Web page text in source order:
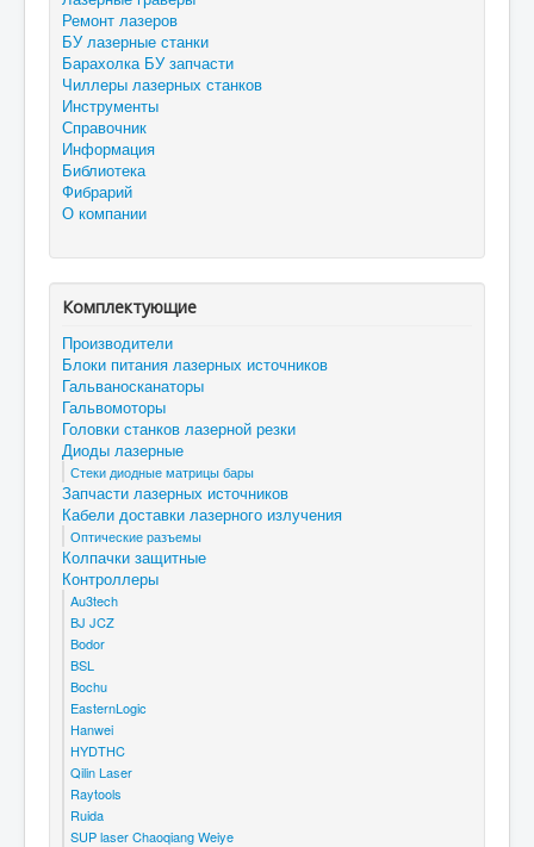
Ремонт лазеров
БУ лазерные станки
Барахолка БУ запчасти
Чиллеры лазерных станков
Инструменты
Справочник
Информация
Библиотека
Фибрарий
О компании
Комплектующие
Производители
Блоки питания лазерных источников
Гальваносканаторы
Гальвомоторы
Головки станков лазерной резки
Диоды лазерные
Стеки диодные матрицы бары
Запчасти лазерных источников
Кабели доставки лазерного излучения
Оптические разъемы
Колпачки защитные
Контроллеры
Au3tech
BJ JCZ
Bodor
BSL
Bochu
EasternLogic
Hanwei
HYDTHC
Qilin Laser
Raytools
Ruida
SUP laser Chaoqiang Weiye